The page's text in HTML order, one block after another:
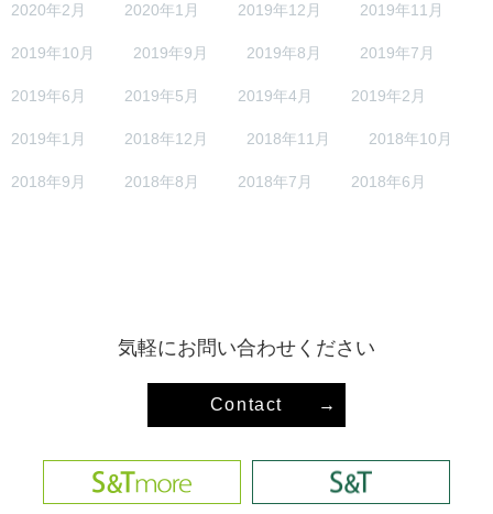
2020年2月 2020年1月 2019年12月 2019年11月
2019年10月 2019年9月 2019年8月 2019年7月
2019年6月 2019年5月 2019年4月 2019年2月
2019年1月 2018年12月 2018年11月 2018年10月
2018年9月 2018年8月 2018年7月 2018年6月
気軽にお問い合わせください
Contact →